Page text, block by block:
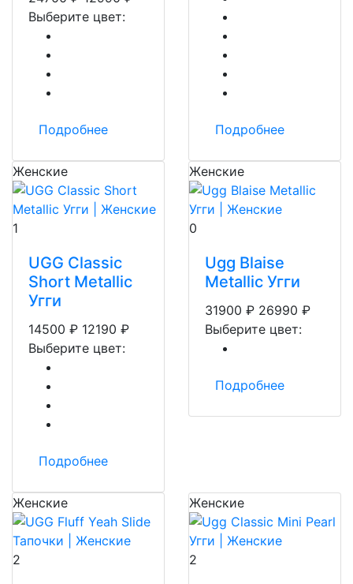
Выберите цвет:
Подробнее Подробнее
Женские
1
UGG Classic
Short Metallic
Угги
14500 ₽ 12190 ₽
Выберите цвет:
Подробнее
Женские
0
Ugg Blaise
Metallic Угги
31900 ₽ 26990 ₽
Выберите цвет:
Подробнее
Женские
2
Женские
2